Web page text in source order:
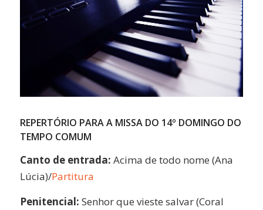
REPERTÓRIO PARA A MISSA DO 14º DOMINGO DO
TEMPO COMUM
Canto de entrada: Acima de todo nome (Ana
Lúcia)/Partitura
Penitencial: Senhor que vieste salvar (Coral